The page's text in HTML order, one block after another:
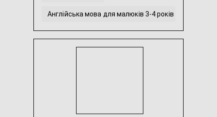
Англійська мова для малюків 3-4 років
Англійська мова для молодших школярів